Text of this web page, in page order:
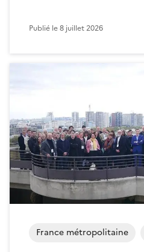
Publié le8 juillet 2026
France métropolitaine